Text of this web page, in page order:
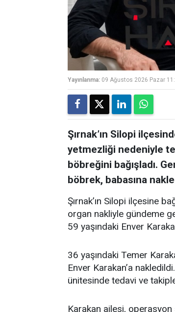
Yayınlanma: 09 Ağustos 2026 Pazar
Şırnak’ın Silopi
yetmezliği nedeniyle
böbreğini bağışladı.
böbrek, babasına
Şırnak’ın Silopi ilçesine
organ nakliyle gündeme
59 yaşındaki Enver
36 yaşındaki Temer
Enver Karakan’a
ünitesinde tedavi ve
Karakan ailesi, operasyon